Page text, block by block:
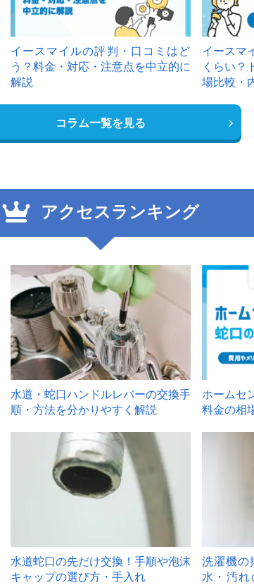
イースマイルの評判・口コミはど
う？料金・対応・注意点を中立的に
解説
イースマ
くらい？
場比較・
コラム一覧を見る
アクセスランキング
2
水道・蛇口ハンドルレバーの交換手
順・方法を分かりやすく解説
ホームセ
料金の相
水道蛇口の先だけ交換！手順や泡沫
キャップの選び方・手入れ
洗濯機の
水・汚